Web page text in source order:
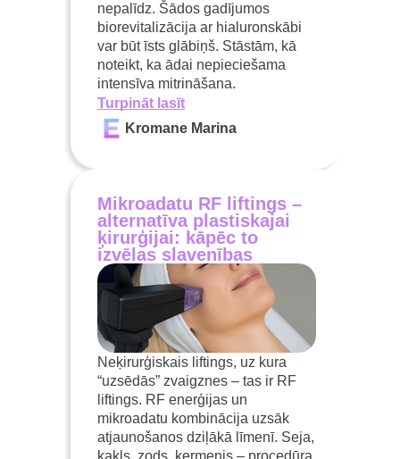
nepalīdz. Šādos gadījumos
biorevitalizācija ar hialuronskābi
var būt īsts glābiņš. Stāstām, kā
noteikt, ka ādai nepieciešama
intensīva mitrināšana.
Turpināt lasīt
Kromane Marina
Mikroadatu RF liftings –
alternatīva plastiskajai
ķirurģijai: kāpēc to
izvēlas slavenības
Neķirurģiskais liftings, uz kura
“uzsēdās” zvaigznes – tas ir RF
liftings. RF enerģijas un
mikroadatu kombinācija uzsāk
atjaunošanos dziļākā līmenī. Seja,
kakls, zods, ķermenis – procedūra